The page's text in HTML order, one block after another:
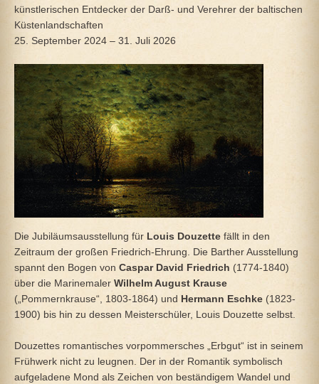
künstlerischen Entdecker der Darß- und Verehrer der baltischen
Küstenlandschaften
25. September 2024 – 31. Juli 2026
Die Jubiläumsausstellung für Louis Douzette fällt in den
Zeitraum der großen Friedrich-Ehrung. Die Barther Ausstellung
spannt den Bogen von Caspar David Friedrich (1774-1840)
über die Marinemaler Wilhelm August Krause
(„Pommernkrause“, 1803-1864) und Hermann Eschke (1823-
1900) bis hin zu dessen Meisterschüler, Louis Douzette selbst.
Douzettes romantisches vorpommersches „Erbgut“ ist in seinem
Frühwerk nicht zu leugnen. Der in der Romantik symbolisch
aufgeladene Mond als Zeichen von beständigem Wandel und